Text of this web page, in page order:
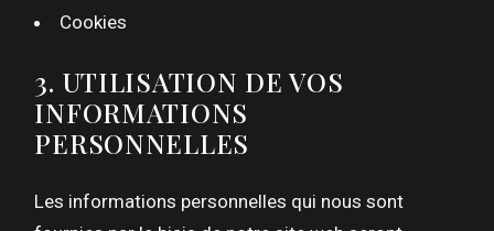
Cookies
3. UTILISATION DE VOS
INFORMATIONS
PERSONNELLES
Les informations personnelles qui nous sont